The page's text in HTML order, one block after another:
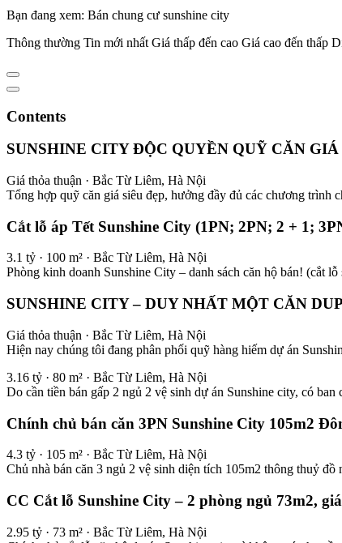
Bạn đang xem: Bán chung cư sunshine city
Thông thường Tin mới nhất Giá thấp đến cao Giá cao đến thấp
Contents
SUNSHINE CITY ĐỘC QUYỀN QUỸ CĂN
Giá thỏa thuận · Bắc Từ Liêm, Hà Nội
Tổng hợp quỹ căn giá siêu đẹp, hưởng đầy đủ các chương
Cắt lỗ áp Tết Sunshine City (1PN; 2PN; 2 + 1;
3.1 tỷ · 100 m² · Bắc Từ Liêm, Hà Nội
Phòng kinh doanh Sunshine City – danh sách căn hộ bán! (cắt
SUNSHINE CITY – DUY NHẤT MỘT CĂN
Giá thỏa thuận · Bắc Từ Liêm, Hà Nội
Hiện nay chúng tôi đang phân phối quỹ hàng hiếm dự án
3.16 tỷ · 80 m² · Bắc Từ Liêm, Hà Nội
Do cần tiền bán gấp 2 ngủ 2 vệ sinh dự án Sunshine city, có
Chính chủ bán căn 3PN Sunshine City 105m2
4.3 tỷ · 105 m² · Bắc Từ Liêm, Hà Nội
Chủ nhà bán căn 3 ngủ 2 vệ sinh diện tích 105m2 thông thuỷ
CC Cắt lỗ Sunshine City – 2 phòng ngủ 73m2,
2.95 tỷ · 73 m² · Bắc Từ Liêm, Hà Nội